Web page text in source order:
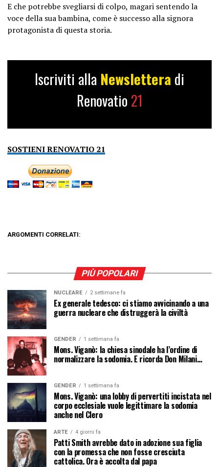
E che potrebbe svegliarsi di colpo, magari sentendo la
voce della sua bambina, come è successo alla signora
protagonista di questa storia.
Iscriviti alla Newslettera di
Renovatio 21
SOSTIENI RENOVATIO 21
ARGOMENTI CORRELATI:
PIÙ POPOLARI
NUCLEARE 2 settimane fa
Ex generale tedesco: ci stiamo avvicinando a una
guerra nucleare che distruggerà la civiltà
GENDER 1 settimana fa
Mons. Viganò: la chiesa sinodale ha l’ordine di
normalizzare la sodomia. E ricorda Don Milani…
GENDER 1 settimana fa
Mons. Viganò: una lobby di pervertiti incistata nel
corpo ecclesiale vuole legittimare la sodomia
anche nel Clero
ARTE 4 giorni fa
Patti Smith avrebbe dato in adozione sua figlia
con la promessa che non fosse cresciuta
cattolica. Ora è accolta dal papa